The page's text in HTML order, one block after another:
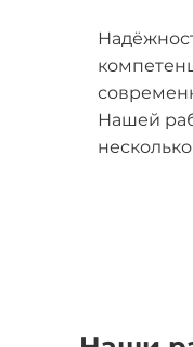
Нашей